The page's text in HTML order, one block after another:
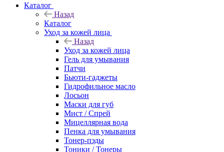
Каталог
Назад
Каталог
Уход за кожей лица
Назад
Уход за кожей лица
Гель для умывания
Патчи
Бьюти-гаджеты
Гидрофильное масло
Лосьон
Маски для губ
Мист / Спрей
Мицеллярная вода
Пенка для умывания
Тонер-пэды
Тоники / Тонеры